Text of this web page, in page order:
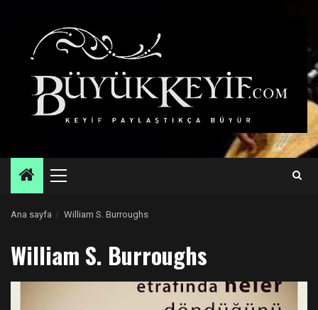
Primary
Ana sayfa William S. Burroughs
William S. Burroughs